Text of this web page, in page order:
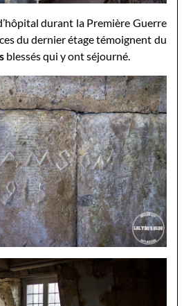
durant la Première Guerre
du dernier étage témoignent du
blessés qui y ont séjourné.